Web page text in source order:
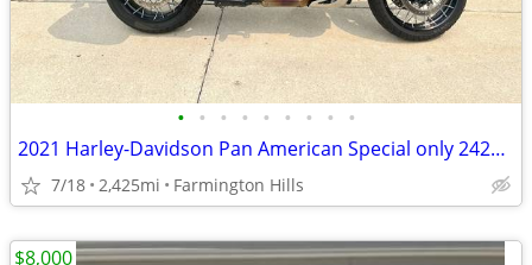
• • • • • • • • •
2021 Harley-Davidson Pan American Special only 2425 Miles
7/18 2,425mi Farmington Hills
$8,000